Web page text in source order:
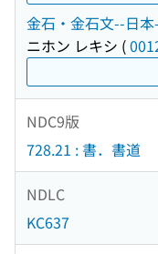
金石・金石文--日
ニホン レキシ (
NDC9版
728.21 : 書．書道
NDLC
KC637